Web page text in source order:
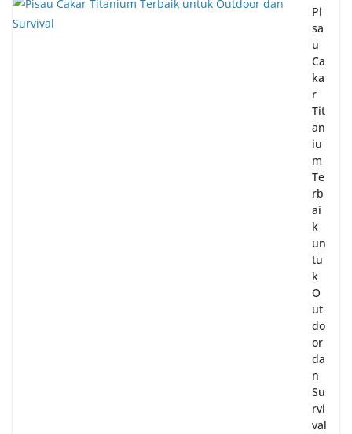
Pi
sa
u
Ca
ka
r
Tit
an
iu
m
Te
rb
ai
k
un
tu
k
O
ut
do
or
da
n
Su
rvi
val